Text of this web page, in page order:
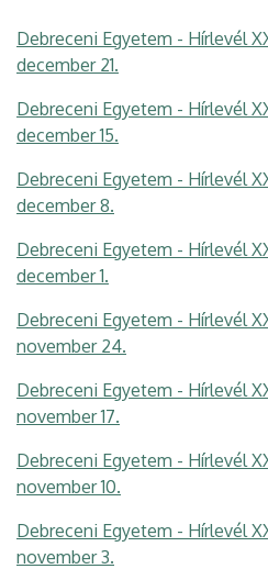
DEBRECENI
EGYETEM
Debreceni Egyetem - Hírlevél
december 21.
Debreceni Egyetem - Hírlevél
december 15.
Debreceni Egyetem - Hírlevél
december 8.
Debreceni Egyetem - Hírlevél
december 1.
Debreceni Egyetem - Hírlevél
november 24.
Debreceni Egyetem - Hírlevél
november 17.
Debreceni Egyetem - Hírlevél
november 10.
Debreceni Egyetem - Hírlevél
november 3.